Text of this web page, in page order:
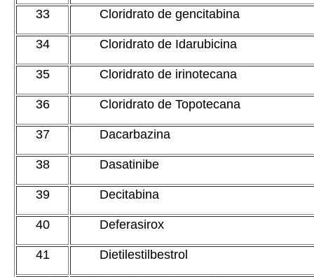
33 Cloridrato de gencitabina
34 Cloridrato de Idarubicina
35 Cloridrato de irinotecana
36 Cloridrato de Topotecana
37 Dacarbazina
38 Dasatinibe
39 Decitabina
40 Deferasirox
41 Dietilestilbestrol